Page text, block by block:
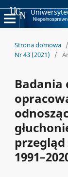
Strona domowa /
Nr 43 (2021)
/
Badania